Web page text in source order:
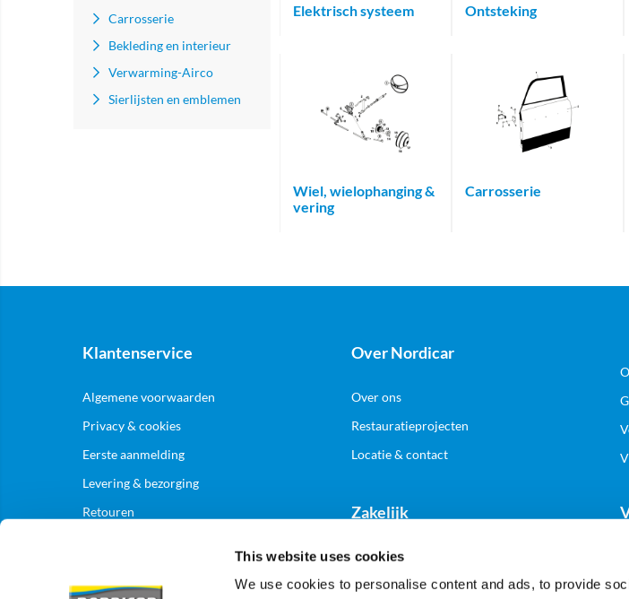
This website uses cookies
We use cookies to personalise content and ads, to provide
Carrosserie
Bekleding en interieur
Verwarming-Airco
Sierlijsten en emblemen
Elektrisch systeem Ontsteking
Wiel, wielophanging &
vering
Carrosserie
Klantenservice
Algemene voorwaarden
Privacy & cookies
Eerste aanmelding
Levering & bezorging
Retouren
Over Nordicar
Over ons
Restauratieprojecten
Locatie & contact
Zakelijk
Aanmelden zakelijk account